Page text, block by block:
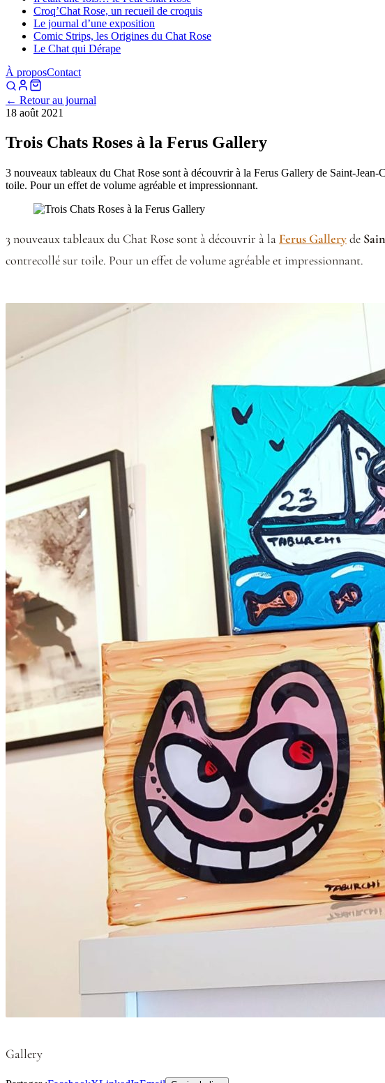
Croq’Chat Rose, un recueil de croquis
Le journal d’une exposition
Comic Strips, les Origines du Chat Rose
Le Chat qui Dérape
À proposContact
← Retour au journal
18 août 2021
Trois Chats Roses à la Ferus Gallery
3 nouveaux tableaux du Chat Rose sont à découvrir à la Ferus Gallery de Saint-
toile. Pour un effet de volume agréable et impressionnant.
3 nouveaux tableaux du Chat Rose sont à découvrir à la Ferus Galleryde
contrecollé sur toile. Pour un effet de volume agréable et impressionnant.
Gallery